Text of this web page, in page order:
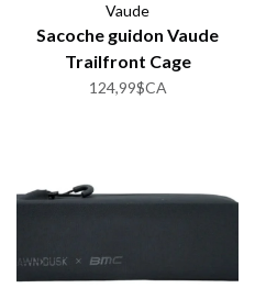
Vaude
Sacoche guidon Vaude
Trailfront Cage
124,99$CA